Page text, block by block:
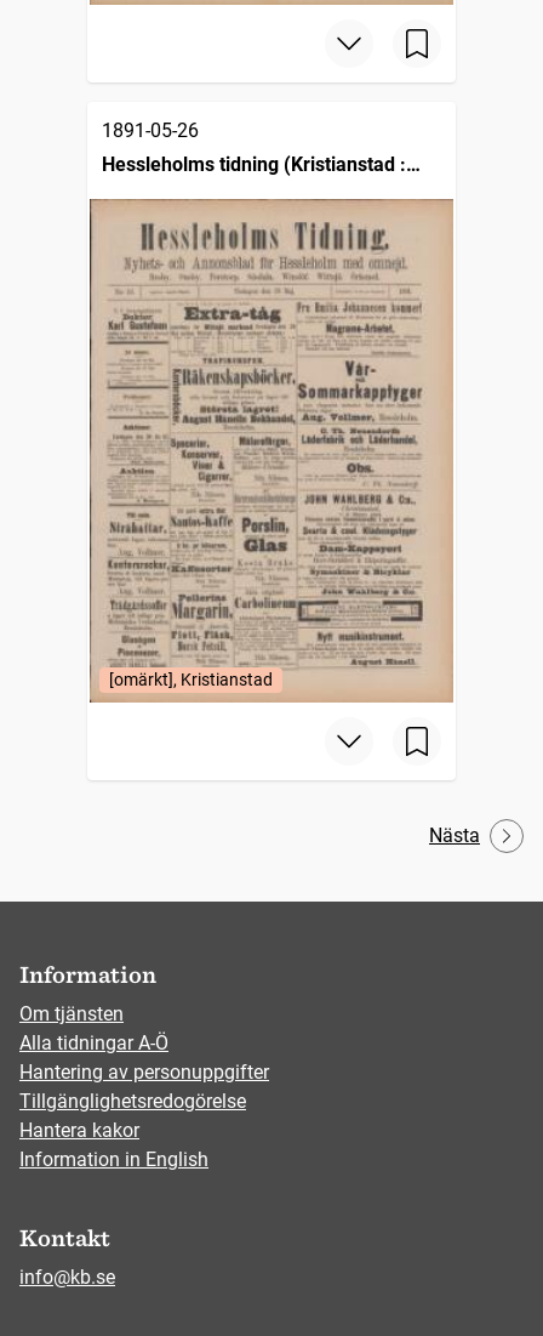
1891-05-26
Hessleholms tidning (Kristianstad :
1889)
[omärkt], Kristianstad
Nästa
Information
Om tjänsten
Alla tidningar A-Ö
Hantering av personuppgifter
Tillgänglighetsredogörelse
Hantera kakor
Information in English
Kontakt
info@kb.se